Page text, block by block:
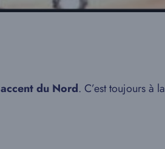
accent du Nord. C’est toujours à la